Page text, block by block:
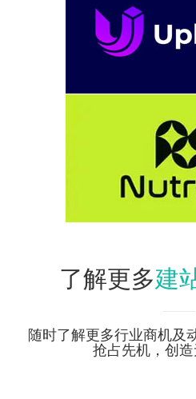
了解更多建
随时了解更多行业商机及
抢占先机，创造